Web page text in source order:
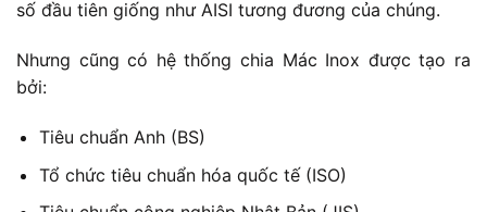
số đầu tiên giống như AISI tương đương của chúng.
Nhưng cũng có hệ thống chia Mác Inox được tạo ra
bởi:
Tiêu chuẩn Anh (BS)
Tổ chức tiêu chuẩn hóa quốc tế (ISO)